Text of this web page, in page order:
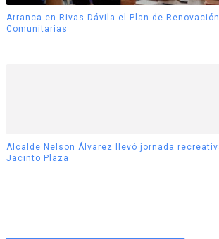
Arranca en Rivas Dávila el Plan de
Comunitarias
Alcalde Nelson Álvarez llevó jornada
Jacinto Plaza